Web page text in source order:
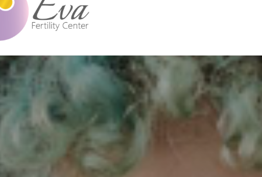
Contenido
de
prueba